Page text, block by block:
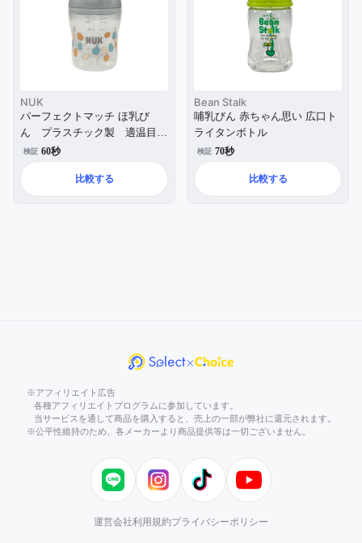
NUK
パーフェクトマッチ ほ乳び
ん プラスチック製 適温目盛
り付き
検証 60秒
比較する
Bean Stalk
哺乳びん 赤ちゃん思い 広口ト
ライタンボトル
検証 70秒
比較する
※アフィリエイト広告
各種アフィリエイトプログラムに参加しています。
当サービスを通して商品を購入すると、売上の一部が弊社に還元されます。
※公平性維持のため、各メーカーより商品提供等は一切ございません。
LINE InstagramTikTok YouTube
運営会社利用規約プライバシーポリシー